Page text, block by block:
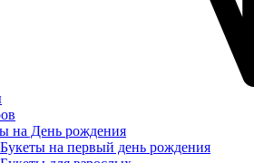
на День рождения
Букеты на первый день рождения